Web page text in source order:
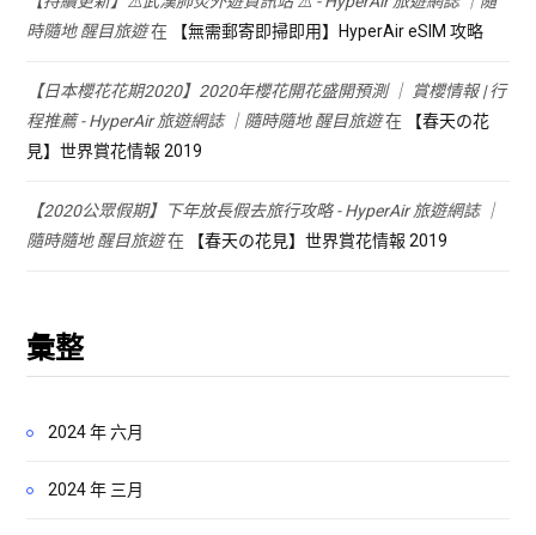
時隨地 醒目旅遊在 【無需郵寄即掃即用】HyperAir eSIM 攻略
【日本櫻花花期2020】2020年櫻花開花盛開預測 ｜ 賞櫻情報 | 行
程推薦 - HyperAir 旅遊網誌 ｜隨時隨地 醒目旅遊在
【春天の花
見】世界賞花情報 2019
【2020公眾假期】下年放長假去旅行攻略 - HyperAir 旅遊網誌 ｜
隨時隨地 醒目旅遊在 【春天の花見】世界賞花情報 2019
彙整
2024 年 六月
2024 年 三月